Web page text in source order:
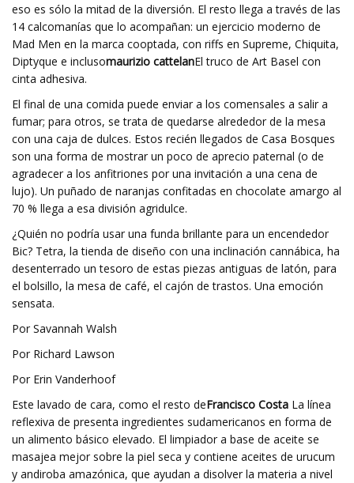
eso es sólo la mitad de la diversión. El resto llega a través de las
14 calcomanías que lo acompañan: un ejercicio moderno de
Mad Men en la marca cooptada, con riffs en Supreme, Chiquita,
Diptyque e inclusomaurizio cattelanEl truco de Art Basel con
cinta adhesiva.
El final de una comida puede enviar a los comensales a salir a
fumar; para otros, se trata de quedarse alrededor de la mesa
con una caja de dulces. Estos recién llegados de Casa Bosques
son una forma de mostrar un poco de aprecio paternal (o de
agradecer a los anfitriones por una invitación a una cena de
lujo). Un puñado de naranjas confitadas en chocolate amargo al
70 % llega a esa división agridulce.
¿Quién no podría usar una funda brillante para un encendedor
Bic? Tetra, la tienda de diseño con una inclinación cannábica, ha
desenterrado un tesoro de estas piezas antiguas de latón, para
el bolsillo, la mesa de café, el cajón de trastos. Una emoción
sensata.
Por Savannah Walsh
Por Richard Lawson
Por Erin Vanderhoof
Este lavado de cara, como el resto deFrancisco Costa La línea
reflexiva de presenta ingredientes sudamericanos en forma de
un alimento básico elevado. El limpiador a base de aceite se
masajea mejor sobre la piel seca y contiene aceites de urucum
y andiroba amazónica, que ayudan a disolver la materia a nivel